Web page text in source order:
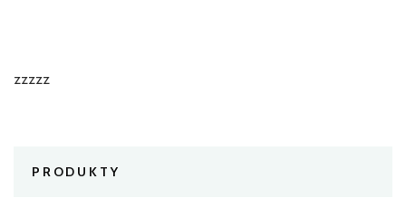
zzzzz
PRODUKTY